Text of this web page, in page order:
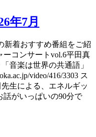
年7月
新着おすすめ番組をご紹
コンサートvol.6平田真
音楽は世界の共通語」
video/416/3303 ス
生による、エネルギッ
話がいっぱいの90分で